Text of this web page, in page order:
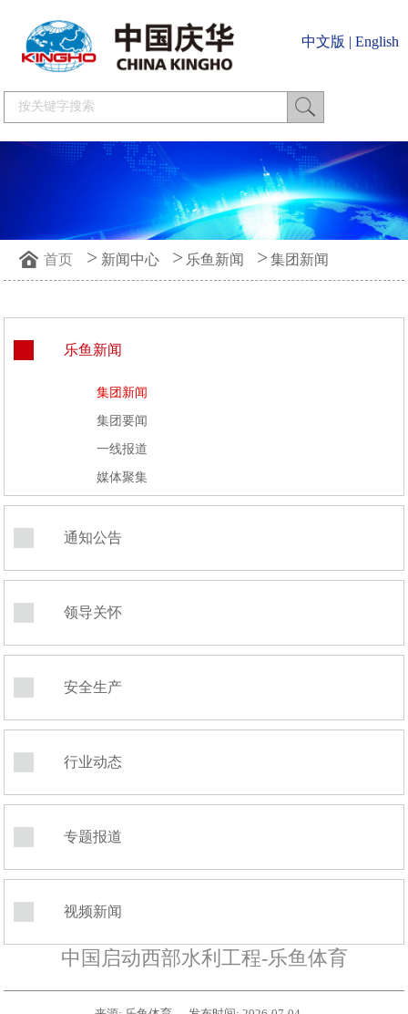
中文版 | English
首页 > 新闻中心 > 乐鱼新闻 > 集团新闻
乐鱼新闻
集团新闻
集团要闻
一线报道
媒体聚集
通知公告
领导关怀
安全生产
行业动态
专题报道
视频新闻
中国启动西部水利工程-乐鱼体育